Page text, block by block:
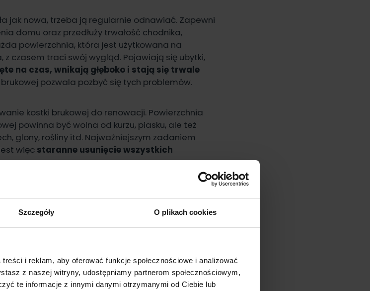
Szczegóły O plikach cookies
i reklam, aby oferować funkcje społecznościowe i analizować
z naszej witryny, udostępniamy partnerom społecznościowym,
te informacje z innymi danymi otrzymanymi od Ciebie lub
jak nowa, trzeba ją regularnie odnawiać. Zapewni
domu oraz przedłuży trwałość chodnika,
powierzchnia, która jest użytkowana na
czasem traci swój wygląd. Pojawiają się ubytki,
na czas, wnikają głęboko i stają się trwale
pozwala pozbyć się tych problemów.
kostki brukowej do renowacji. Powierzchnia
powinna być wolna od kurzu, piasku, ale też
glony, rośliny itd. Najważniejszym zadaniem
więc staranne usunięcie wszystkich